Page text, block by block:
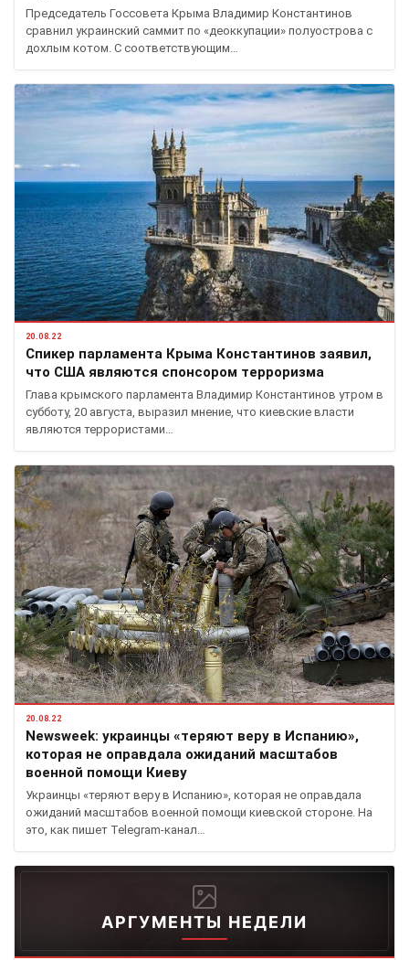
Председатель Госсовета Крыма Владимир Константинов
сравнил украинский саммит по «деоккупации» полуострова с
дохлым котом. С соответствующим…
20.08.22
Спикер парламента Крыма Константинов заявил,
что США являются спонсором терроризма
Глава крымского парламента Владимир Константинов утром в
субботу, 20 августа, выразил мнение, что киевские власти
являются террористами…
20.08.22
Newsweek: украинцы «теряют веру в Испанию»,
которая не оправдала ожиданий масштабов
военной помощи Киеву
Украинцы «теряют веру в Испанию», которая не оправдала
ожиданий масштабов военной помощи киевской стороне. На
это, как пишет Telegram-канал…
АРГУМЕНТЫ НЕДЕЛИ